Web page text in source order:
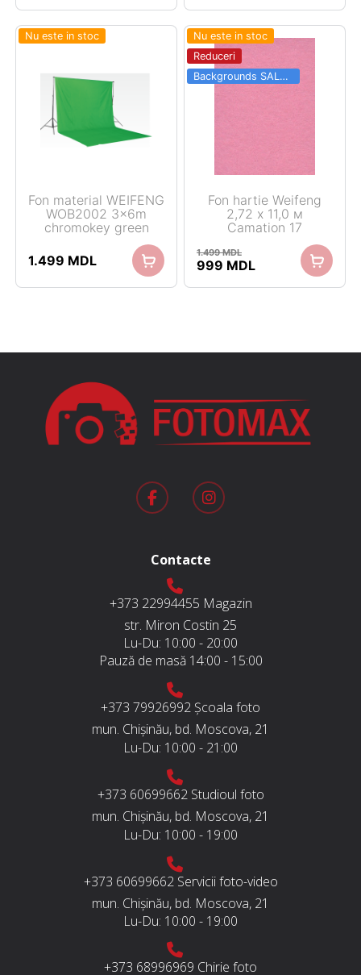
fost:
1.499 MDL.
999 MDL.
Nu este in stoc
Fon material WEIFENG
WOB2002 3x6m
chromokey green
1.499 MDL
Nu este in stoc
Reduceri
Backgrounds SALE 03.06 - 31.08
Fon hartie Weifeng
2,72 х 11,0 м
Camation 17
1.499MDL
Prețul
999 MDLPrețul
Contacte
+373 22994455 Magazin
str. Miron Costin 25
Lu-Du: 10:00 - 20:00
Pauză de masă 14:00 - 15:00
+373 79926992 Școala foto
mun. Chișinău, bd. Moscova, 21
Lu-Du: 10:00 - 21:00
+373 60699662 Studioul foto
mun. Chișinău, bd. Moscova, 21
Lu-Du: 10:00 - 19:00
+373 60699662 Servicii foto-video
mun. Chișinău, bd. Moscova, 21
Lu-Du: 10:00 - 19:00
+373 68996969 Chirie foto